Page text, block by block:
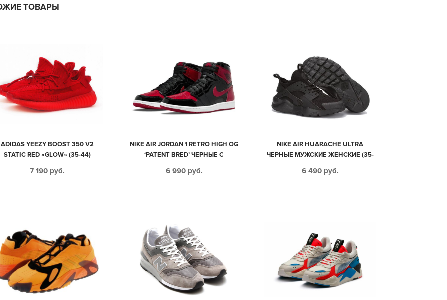
ТОВАРЫ
ADIDAS YEEZY BOOST 350 V2
STATIC RED «GLOW» (35-44)
7 190 руб.
NIKE AIR JORDAN 1 RETRO HIGH OG
‘PATENT BRED’ ЧЕРНЫЕ С
ЛАКИРОВАННЫЕ МУЖСКИЕ-
6 990 руб.
NIKE AIR HUARACHE ULTRA
ЧЕРНЫЕ МУЖСКИЕ ЖЕНСКИЕ (35-
6 490 руб.